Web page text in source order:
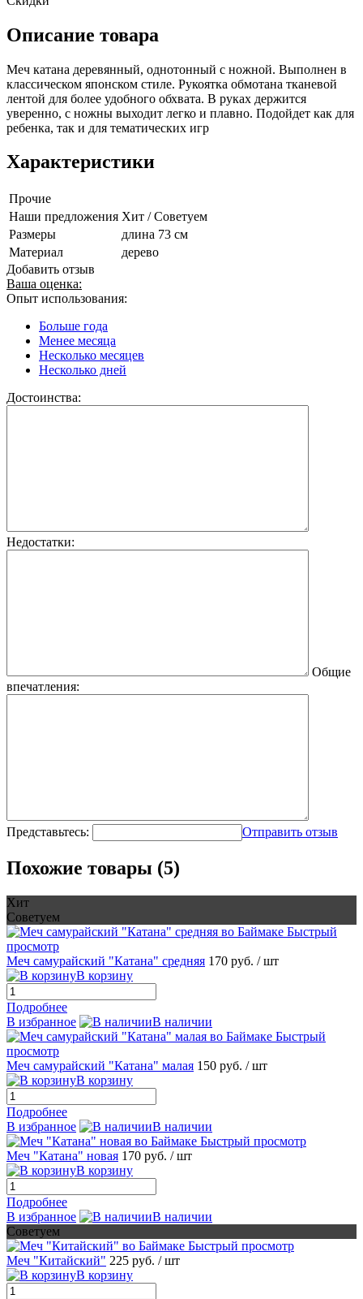
Описание товара
Меч катана деревянный, однотонный с ножной. Выполнен в
классическом японском стиле. Рукоятка обмотана тканевой
лентой для более удобного обхвата. В руках держится
уверенно, с ножны выходит легко и плавно. Подойдет как для
ребенка, так и для тематических игр
Характеристики
Прочие
Наши предложения Хит / Советуем
Размеры
длина 73 см
Материал
дерево
Добавить отзыв
Ваша оценка:
Опыт использования:
Больше года
Менее месяца
Несколько месяцев
Несколько дней
Достоинства:
Недостатки:
Общие
впечатления:
Представьтесь: Отправить отзыв
Похожие товары (5)
Хит
Советуем
Быстрый
просмотр
Меч самурайский "Катана" средняя 170 руб. / шт
В корзину
Подробнее
В избранное
В наличии
Быстрый
просмотр
Меч самурайский "Катана" малая 150 руб. / шт
В корзину
Подробнее
В избранное
В наличии
Быстрый просмотр
Меч "Катана" новая 170 руб. / шт
В корзину
Подробнее
В избранное
В наличии
Советуем
Быстрый просмотр
Меч "Китайский" 225 руб. / шт
В корзину